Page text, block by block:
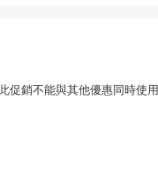
促銷不能與其他優惠同時使用